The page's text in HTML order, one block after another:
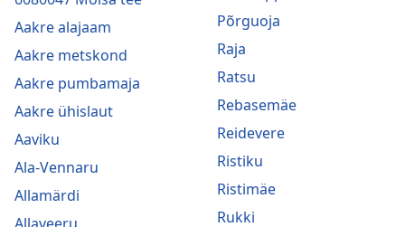
Aakre alajaam
Aakre metskond
Aakre pumbamaja
Aakre ühislaut
Aaviku
Ala-Vennaru
Allamärdi
Põrguoja
Raja
Ratsu
Rebasemäe
Reidevere
Ristiku
Ristimäe
Rukki